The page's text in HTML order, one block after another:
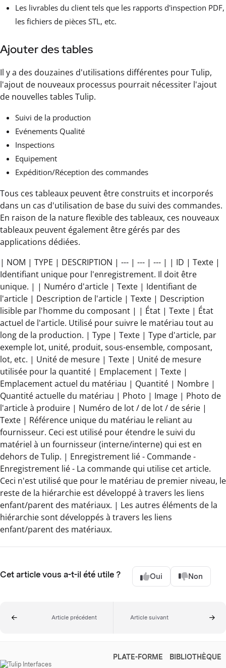
Les livrables du client tels que les rapports d'inspection PDF,
les fichiers de pièces STL, etc.
Ajouter des tables
Il y a des douzaines d'utilisations différentes pour Tulip,
l'ajout de nouveaux processus pourrait nécessiter l'ajout
de nouvelles tables Tulip.
Suivi de la production
Evénements Qualité
Inspections
Equipement
Expédition/Réception des commandes
Tous ces tableaux peuvent être construits et incorporés
dans un cas d'utilisation de base du suivi des commandes.
En raison de la nature flexible des tableaux, ces nouveaux
tableaux peuvent également être gérés par des
applications dédiées.
| NOM | TYPE | DESCRIPTION | --- | --- | --- | | ID | Texte |
Identifiant unique pour l'enregistrement. Il doit être
unique. | | Numéro d'article | Texte | Identifiant de
l'article | Description de l'article | Texte | Description
lisible par l'homme du composant | | État | Texte | État
actuel de l'article. Utilisé pour suivre le matériau tout au
long de la production. | Type | Texte | Type d'article, par
exemple lot, unité, produit, sous-ensemble, composant,
lot, etc. | Unité de mesure | Texte | Unité de mesure
utilisée pour la quantité | Emplacement | Texte |
Emplacement actuel du matériau | Quantité | Nombre |
Quantité actuelle du matériau | Photo | Image | Photo de
l'article à produire | Numéro de lot / de lot / de série |
Texte | Référence unique du matériau le reliant au
fournisseur. Ceci est utilisé pour étendre le suivi du
matériel à un fournisseur (interne/interne) qui est en
dehors de Tulip. | Enregistrement lié - Commande -
Enregistrement lié - La commande qui utilise cet article.
Ceci n'est utilisé que pour le matériau de premier niveau, le
reste de la hiérarchie est développé à travers les liens
enfant/parent des matériaux. | Les autres éléments de la
hiérarchie sont développés à travers les liens
enfant/parent des matériaux.
Cet article vous a-t-il été utile ? Oui Non
Article précédent Article suivant
PLATE-FORME
BIBLIOTHÈQUE